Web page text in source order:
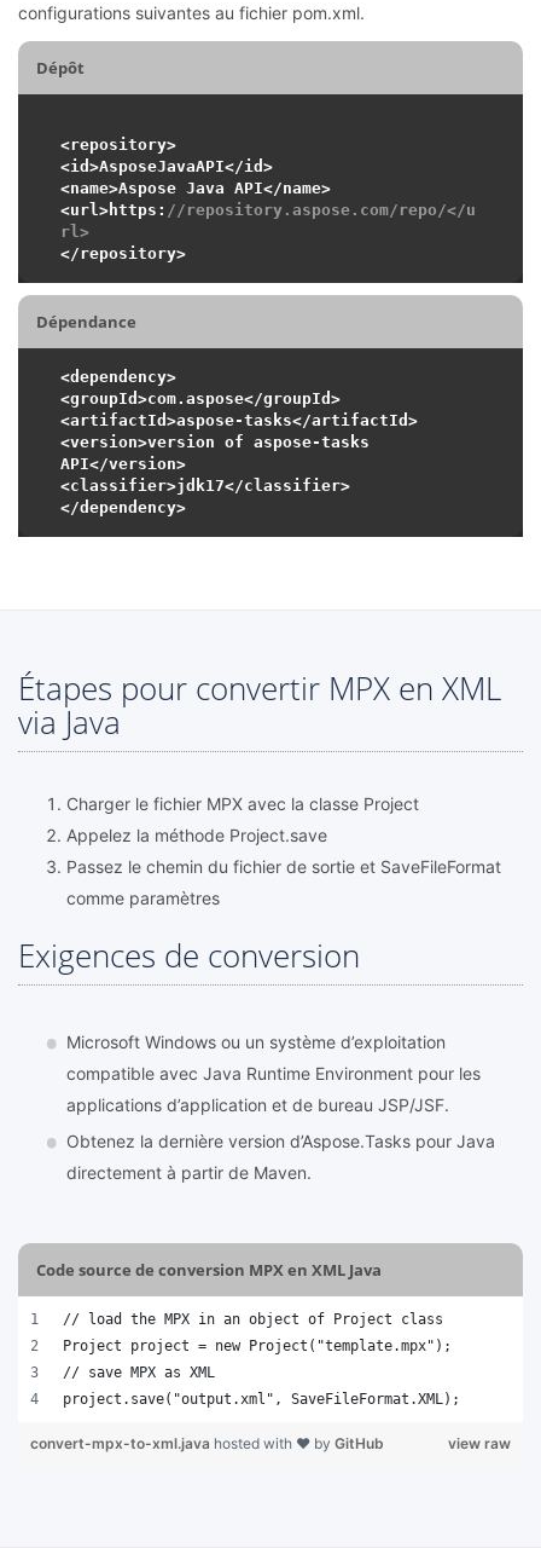
configurations suivantes au fichier pom.xml.
Dépôt
<repository>
<id>AsposeJavaAPI</id>
<name>Aspose Java API</name>
<url>https: //repository.aspose.com/repo/</u
rl>
Dépendance
<dependency>
<groupId>com.aspose</groupId>
<artifactId>aspose-tasks</artifactId>
<version>version of aspose-tasks
API</version>
<classifier>jdk17</classifier>
Étapes pour convertir MPX en XML
via Java
Charger le fichier MPX avec la classe Project
Appelez la méthode Project.save
Passez le chemin du fichier de sortie et SaveFileFormat
comme paramètres
Exigences de conversion
Microsoft Windows ou un système d’exploitation
compatible avec Java Runtime Environment pour les
applications d’application et de bureau JSP/JSF.
Obtenez la dernière version d’Aspose.Tasks pour Java
directement à partir de Maven.
Code source de conversion MPX en XML Java
// load the MPX in an object of Project class
Project project = new Project("template.mpx");
// save MPX as XML
project.save("output.xml", SaveFileFormat.XML);
view raw
convert-mpx-to-xml.java hosted with ❤ by GitHub